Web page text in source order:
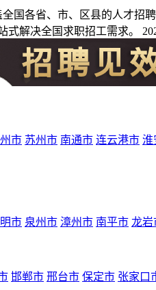
全国各省、市、区县的人才
式解决全国求职招工需求。
市 苏州市 南通市 连云港市 淮
市 泉州市 漳州市 南平市 龙岩
邯郸市 邢台市 保定市 张家口